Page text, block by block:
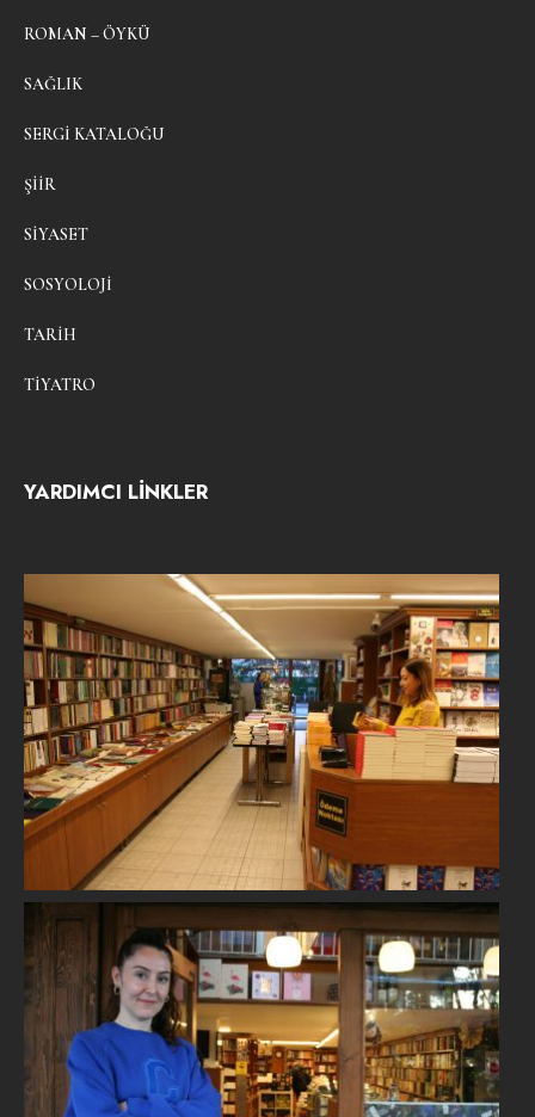
ROMAN – ÖYKÜ
SAĞLIK
SERGI KATALOĞU
ŞIIR
SIYASET
SOSYOLOJI
TARIH
TIYATRO
YARDIMCI LİNKLER